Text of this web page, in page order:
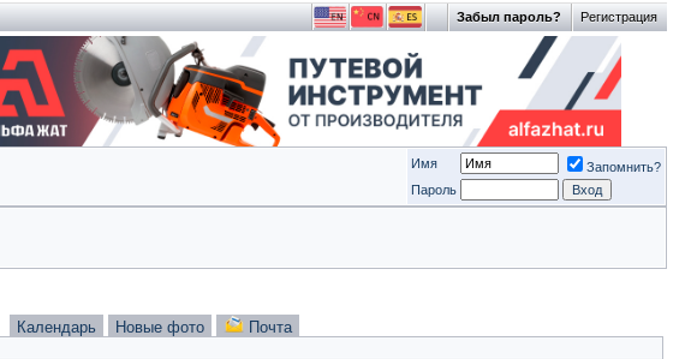
Регистрация
Забыл пароль?
Имя
Запомнить?
Пароль
Календарь Новые фото Почта